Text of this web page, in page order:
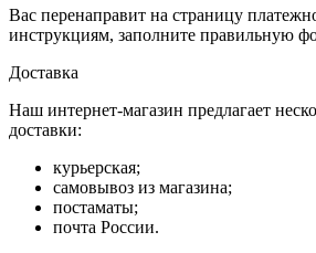
Вас перенаправит на страницу
инструкциям, заполните правильную
Доставка
Наш интернет-магазин предлагает
доставки:
курьерская;
самовывоз из магазина;
постаматы;
почта России.